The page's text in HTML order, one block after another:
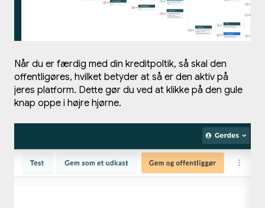
Når du er færdig med din kreditpoltik, så skal den
offentligøres, hvilket betyder at så er den aktiv på
jeres platform. Dette gør du ved at klikke på den gule
knap oppe i højre hjørne.